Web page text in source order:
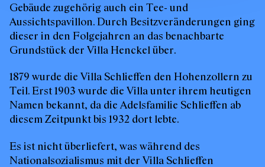
Gebäude zugehörig auch ein Tee- und
Aussichtspavillon. Durch Besitzveränderungen ging
dieser in den Folgejahren an das benachbarte
Grundstück der Villa Henckel über.
1879 wurde die Villa Schlieffen den Hohenzollern zu
Teil. Erst 1903 wurde die Villa unter ihrem heutigen
Namen bekannt, da die Adelsfamilie Schlieffen ab
diesem Zeitpunkt bis 1932 dort lebte.
Es ist nicht überliefert, was während des
Nationalsozialismus mit der Villa Schlieffen